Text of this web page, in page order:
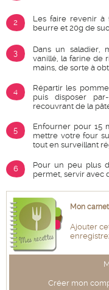
2
Les faire revenir à
beurre et 20g de
3
Dans un saladier,
vanillé, la farine de
mains, de sorte à
4
Répartir les
puis disposer
recouvrant de la
5
Enfourner pour 15
mettre votre four
tout en surveillant
6
Pour un peu plus
permet, servir avec
Mon
Ajouter
Créer mon